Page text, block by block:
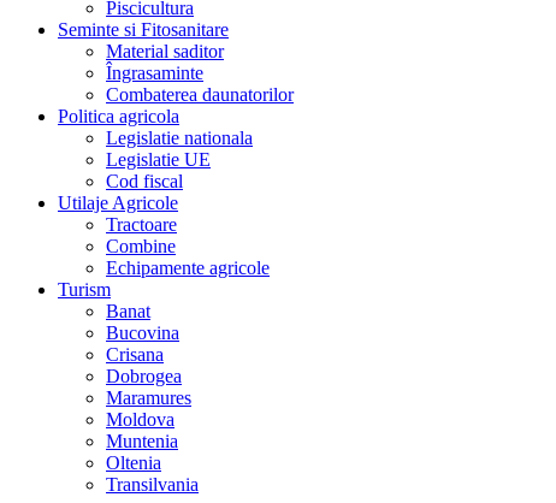
Piscicultura
Seminte si Fitosanitare
Material saditor
Îngrasaminte
Combaterea daunatorilor
Politica agricola
Legislatie nationala
Legislatie UE
Cod fiscal
Utilaje Agricole
Tractoare
Combine
Echipamente agricole
Turism
Banat
Bucovina
Crisana
Dobrogea
Maramures
Moldova
Muntenia
Oltenia
Transilvania